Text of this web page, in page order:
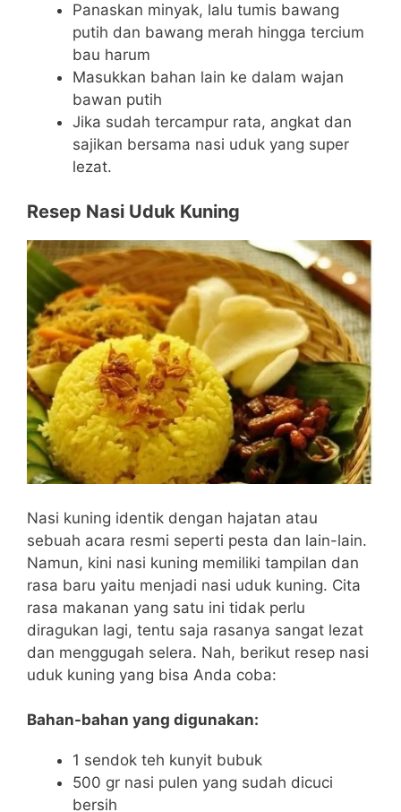
Panaskan minyak, lalu tumis bawang
putih dan bawang merah hingga tercium
bau harum
Masukkan bahan lain ke dalam wajan
bawan putih
Jika sudah tercampur rata, angkat dan
sajikan bersama nasi uduk yang super
lezat.
Resep Nasi Uduk Kuning
Nasi kuning identik dengan hajatan atau
sebuah acara resmi seperti pesta dan lain-lain.
Namun, kini nasi kuning memiliki tampilan dan
rasa baru yaitu menjadi nasi uduk kuning. Cita
rasa makanan yang satu ini tidak perlu
diragukan lagi, tentu saja rasanya sangat lezat
dan menggugah selera. Nah, berikut resep nasi
uduk kuning yang bisa Anda coba:
Bahan-bahan yang digunakan:
1 sendok teh kunyit bubuk
500 gr nasi pulen yang sudah dicuci
bersih